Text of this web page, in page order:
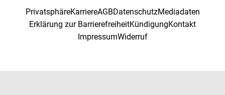
PrivatsphäreKarriereAGBDatenschutzMediadaten
Erklärung zur BarrierefreiheitKündigungKontakt
ImpressumWiderruf